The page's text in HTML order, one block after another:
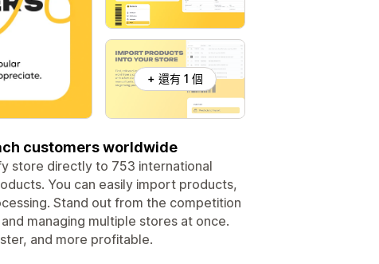
+ 還有 1 個
customers worldwide
store directly to 753 international
You can easily import products,
Stand out from the competition
managing multiple stores at once.
and more profitable.